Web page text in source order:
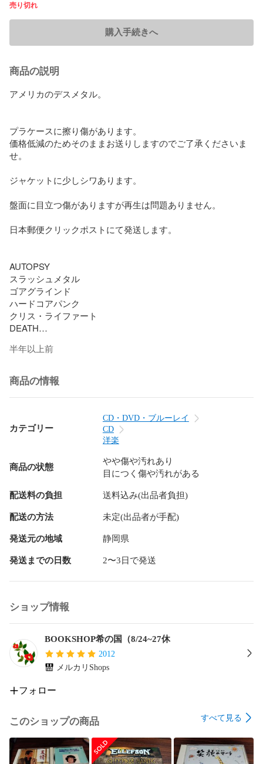
売り切れ
購入手続きへ
商品の説明
アメリカのデスメタル。
プラケースに擦り傷があります。
価格低減のためそのままお送りしますのでご了承くださいま
せ。
ジャケットに少しシワあります。
盤面に目立つ傷がありますが再生は問題ありません。
日本郵便クリックポストにて発送します。
AUTOPSY
スラッシュメタル
ゴアグラインド
ハードコアパンク
クリス・ライファート
DEATH
半年以上前
商品の情報
カテゴリー
CD・DVD・ブルーレイ
CD
洋楽
商品の状態
やや傷や汚れあり
目につく傷や汚れがある
配送料の負担 送料込み(出品者負担)
配送の方法 未定(出品者が手配)
発送元の地域 静岡県
発送までの日数 2〜3日で発送
ショップ情報
BOOKSHOP希の国（8/24~27休
2012
メルカリShops
フォロー
このショップの商品 すべて見る